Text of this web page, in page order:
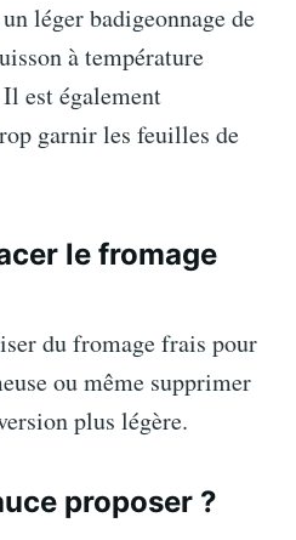
léger badigeonnage de
à température
est également
garnir les feuilles de
le fromage
du fromage frais pour
ou même supprimer
plus légère.
proposer ?